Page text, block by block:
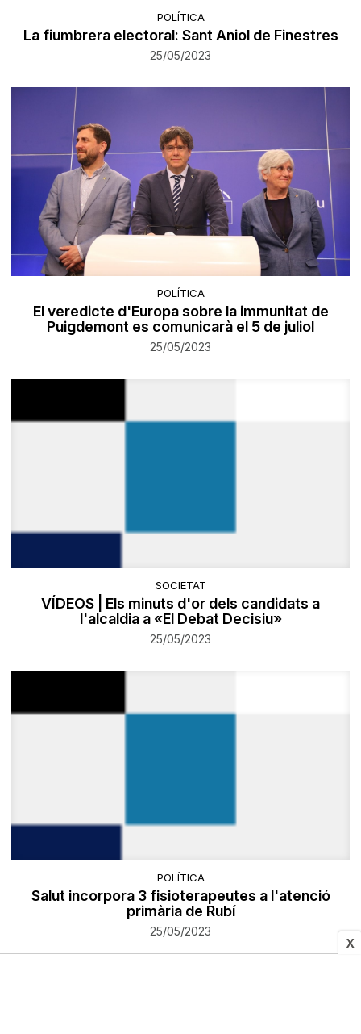
X
POLÍTICA
La fiumbrera electoral: Sant Aniol de Finestres
25/05/2023
POLÍTICA
El veredicte d'Europa sobre la immunitat de
Puigdemont es comunicarà el 5 de juliol
25/05/2023
SOCIETAT
VÍDEOS | Els minuts d'or dels candidats a
l'alcaldia a «El Debat Decisiu»
25/05/2023
POLÍTICA
Salut incorpora 3 fisioterapeutes a l'atenció
primària de Rubí
25/05/2023